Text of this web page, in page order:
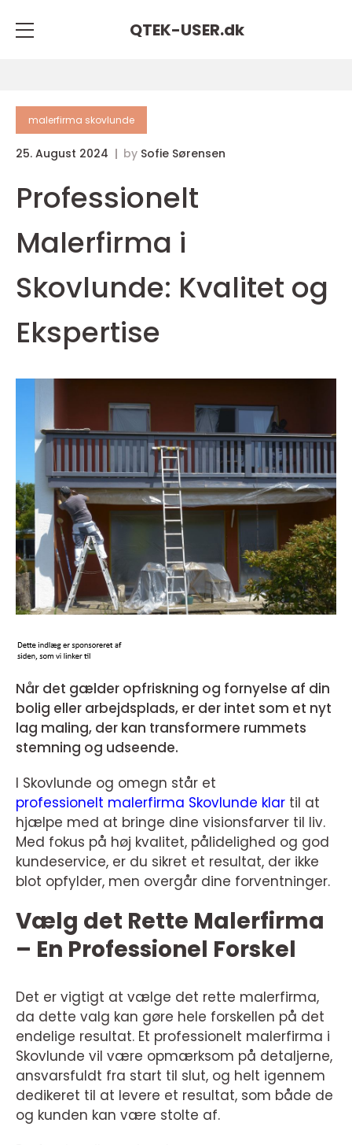
QTEK-USER.dk
malerfirma skovlunde
25. August 2024 by Sofie Sørensen
Professionelt
Malerfirma i
Skovlunde: Kvalitet og
Ekspertise
Når det gælder opfriskning og fornyelse af din
bolig eller arbejdsplads, er der intet som et nyt
lag maling, der kan transformere rummets
stemning og udseende.
I Skovlunde og omegn står et
professionelt malerfirma Skovlunde klar til at
hjælpe med at bringe dine visionsfarver til liv.
Med fokus på høj kvalitet, pålidelighed og god
kundeservice, er du sikret et resultat, der ikke
blot opfylder, men overgår dine forventninger.
Vælg det Rette Malerfirma
– En Professionel Forskel
Det er vigtigt at vælge det rette malerfirma,
da dette valg kan gøre hele forskellen på det
endelige resultat. Et professionelt malerfirma i
Skovlunde vil være opmærksom på detaljerne,
ansvarsfuldt fra start til slut, og helt igennem
dedikeret til at levere et resultat, som både de
og kunden kan være stolte af.